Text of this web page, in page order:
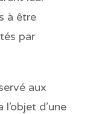
à être
par
aux
d’une